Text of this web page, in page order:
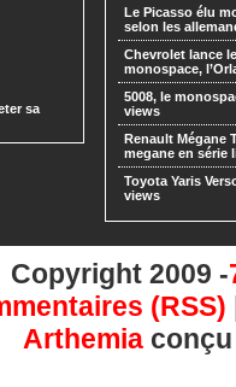
sa
Le Picasso élu
selon les
Chevrolet lance
monospace,
5008, le
views
Renault Mégane
megane en série
Toyota Yaris
views
Copyright 2009 -
(RSS)
Arthemia